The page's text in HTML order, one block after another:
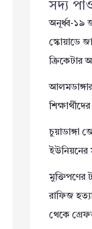
সদ্য
অনূর্ধ্ব-১৯
স্কোয়াডে
ক্রিকেটার
চুয়াডাঙ্গা
ইউনিয়নের
মুক্তিপণের
রাফিজ
থেকে